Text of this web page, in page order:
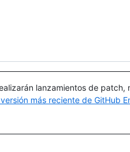
lanzamientos de
más reciente de GitHub